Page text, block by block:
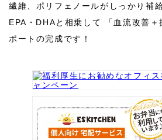
繊維、ポリフェノールがしっかり補
EPA・DHAと相乗して 「血流改善
ポートの完成です！